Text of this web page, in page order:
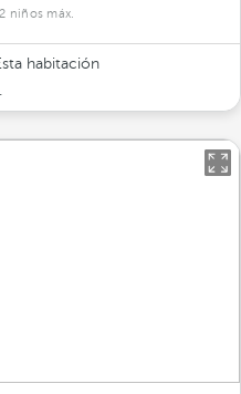
niños máx.
habitación